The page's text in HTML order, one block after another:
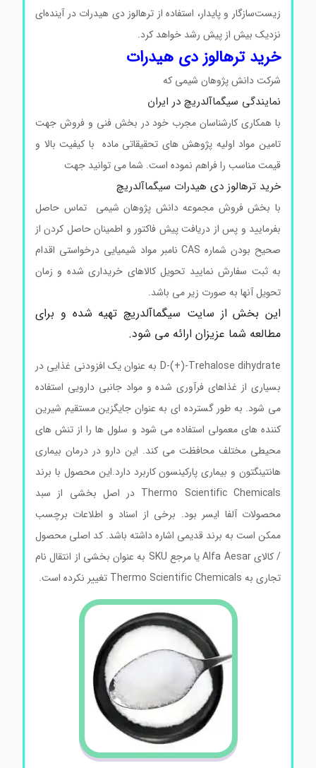
زیست‌سازگار و پایدار، استفاده از ترهالوز دی هیدرات در آینده‌ای
نزدیک بیش از پیش رشد خواهد کرد.
خرید ترهالوز دی هیدرات
شرکت دانش پژوهان شیمی که
نمایندگی سیگماآلدریچ در ایران
با همکاری کارشناسان مجرب خود در بخش فنی و فروش جهت
تامین مواد اولیه پژوهش های تحقیقاتی ماده با کیفیت بالا و
قیمت مناسب را فراهم نموده است. شما می توانید جهت
خرید ترهالوز دی هیدرات سیگماآلدریچ
با بخش فروش مجموعه دانش پژوهان شیمی تماس حاصل
بفرمایید و پس از دریافت پیش فاکتور و اطمینان حاصل کردن از
صحیح بودن شماره CAS نامبر مواد شیمیایی درخواستی اقدام
به ثبت سفارش نمایید تحویل کالاهای خریداری شده و زمان
تحویل آنها به صورت زیر می باشد.
این بخش از سایت سیگماآلدریچ تهیه شده و برای
مطالعه شما عزیزان ارائه می شود.
D-(+)-Trehalose dihydrate به عنوان یک افزودنی غذایی در
بسیاری از غذاهای فرآوری شده و مواد جانبی دارویی استفاده
می شود. به طور گسترده ای به عنوان جایگزین مستقیم شیرین
کننده های معمولی استفاده می شود و سلول ها را از تنش های
محیطی مختلف محافظت می کند. این دارو در درمان بیماری
هانتینگتون و بیماری پارکینسون کاربرد دارد.این محصول با برند
Thermo Scientific Chemicals در اصل بخشی از سبد
محصولات آلفا ایسر بود. برخی از اسناد و اطلاعات برچسب
ممکن است به برند قدیمی اشاره داشته باشد. کد اصلی محصول
/ کالای Alfa Aesar یا مرجع SKU به عنوان بخشی از انتقال نام
تجاری به Thermo Scientific Chemicals تغییر نکرده است.